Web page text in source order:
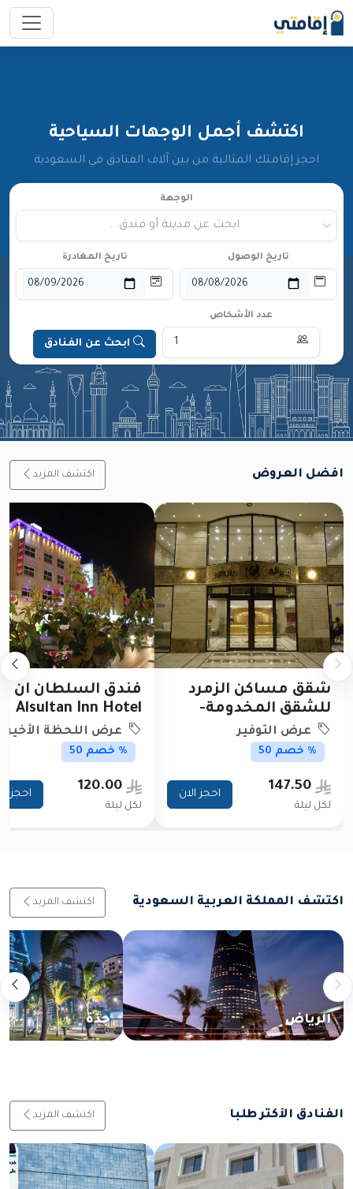
اكتشف أجمل الوجهات السياحية
احجز إقامتك المثالية من بين آلاف الفنادق في السعودية
الوجهة
ابحث عن مدينة أو فندق...
تاريخ الوصول تاريخ المغادرة
عدد الأشخاص
ابحث عن الفنادق
افضل العروض اكتشف المزيد
شقق مساكن الزمرد
للشقق المخدومة-
اقتصادي
عرض التوفير
% خصم 50
147.50
لكل ليلة
احجز الان
فندق السلطان ان
Alsultan Inn Hotel
عرض اللحظة الأخيرة
% خصم 50
120.00
لكل ليلة
احجز
اكتشف المملكة العربية السعودية اكتشف المزيد
الرياض جدة
الفنادق الأكثر طلباً اكتشف المزيد